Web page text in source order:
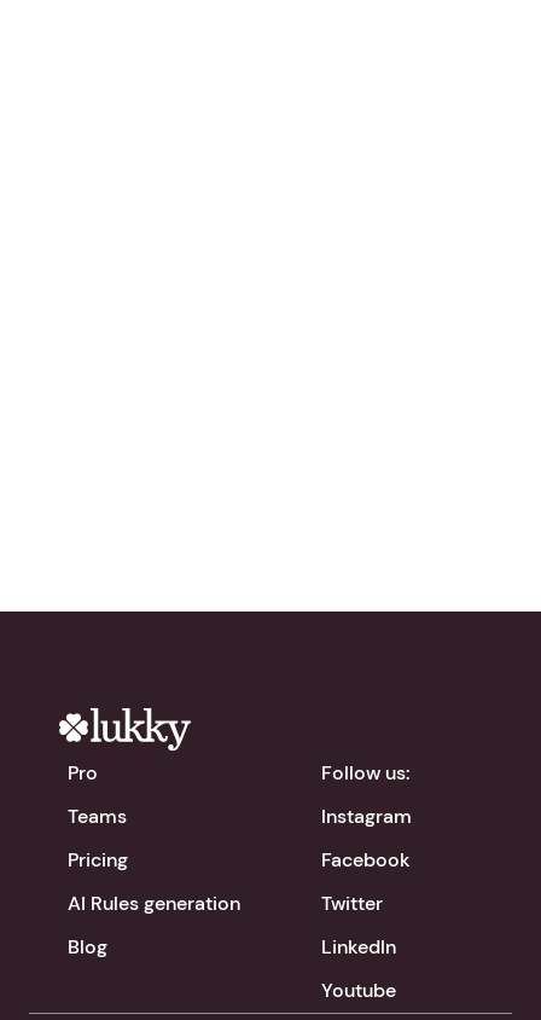
Pro
Teams
Pricing
AI Rules generation
Blog
Follow us:
Instagram
Facebook
Twitter
LinkedIn
Youtube